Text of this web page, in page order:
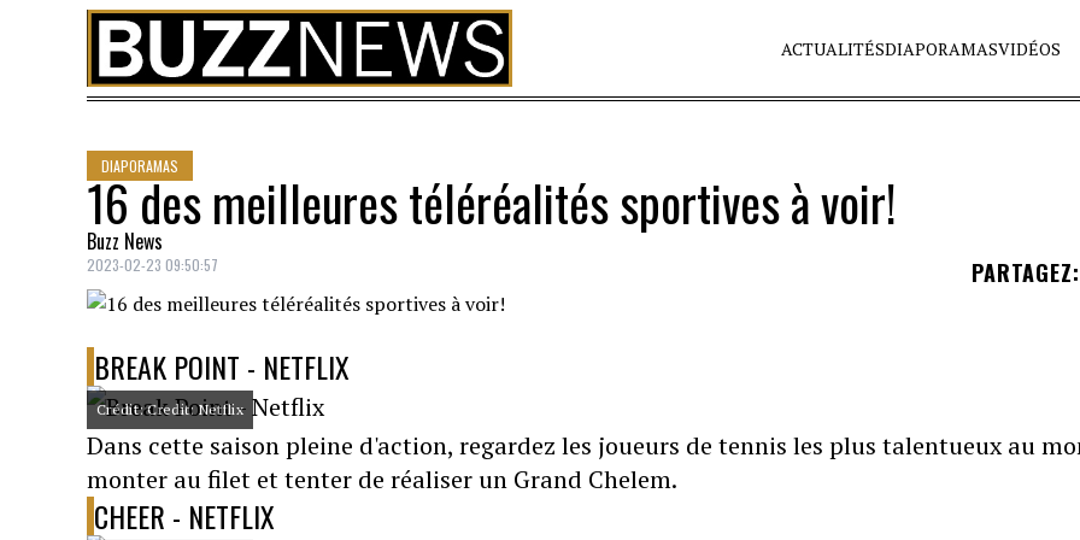
Skip to content
ACTUALITÉSDIAPORAMASVIDÉOS
DIAPORAMAS
16 des meilleures téléréalités sportives à voir!
Buzz News
2023-02-23 09:50:57 PARTAGEZ:
BREAK POINT - NETFLIX
Crédit: Credit: Netflix
Dans cette saison pleine d'action, regardez les joueurs de tennis les plus talentueux au
monter au filet et tenter de réaliser un Grand Chelem.
CHEER - NETFLIX